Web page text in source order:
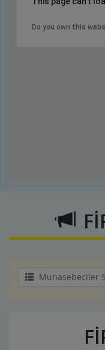
Do you own this
Muhasebeciler